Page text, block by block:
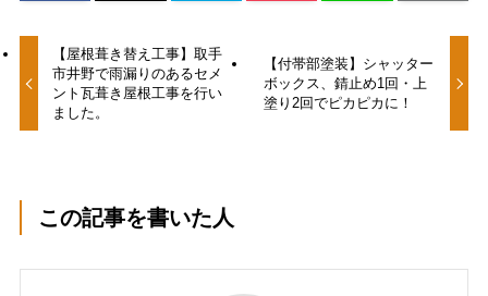
【屋根葺き替え工事】取手
市井野で雨漏りのあるセメ
ント瓦葺き屋根工事を行い
ました。
【付帯部塗装】シャッター
ボックス、錆止め1回・上
塗り2回でピカピカに！
この記事を書いた人